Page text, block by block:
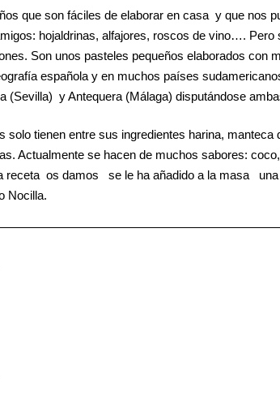
que son fáciles de elaborar en casa y que nos
hojaldrinas, alfajores, roscos de vino…. Pero
Son unos pasteles pequeños elaborados con
española y en muchos países
(Sevilla) y Antequera (Málaga) disputándose
solo tienen entre sus ingredientes harina, manteca
Actualmente se hacen de muchos sabores:
receta os damos se le ha añadido a la masa
Nocilla.